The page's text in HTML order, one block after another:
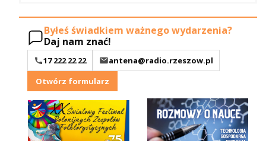
Byłeś świadkiem ważnego wydarzenia?
Daj nam znać!
17 222 22 22
antena@radio.rzeszow.pl
Otwórz formularz